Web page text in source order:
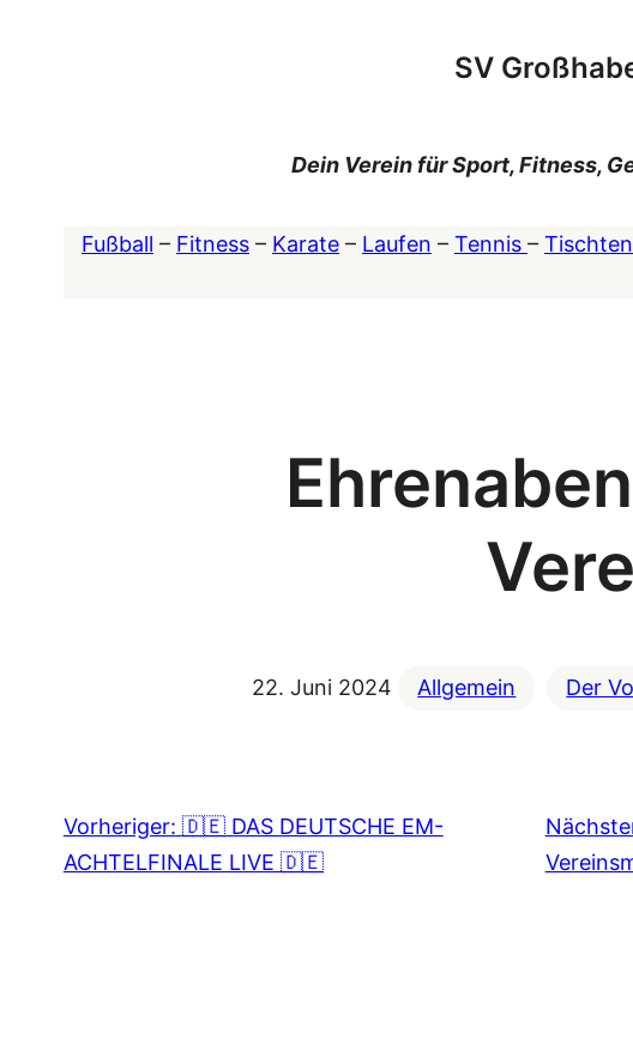
SV
Dein Verein für Sport, Fitness,
Fußball – Fitness – Karate – Laufen – Tennis –
22. Juni 2024 Allgemein Der
Vorheriger: 🇩🇪 DAS DEUTSCHE EM-
ACHTELFINALE LIVE 🇩🇪